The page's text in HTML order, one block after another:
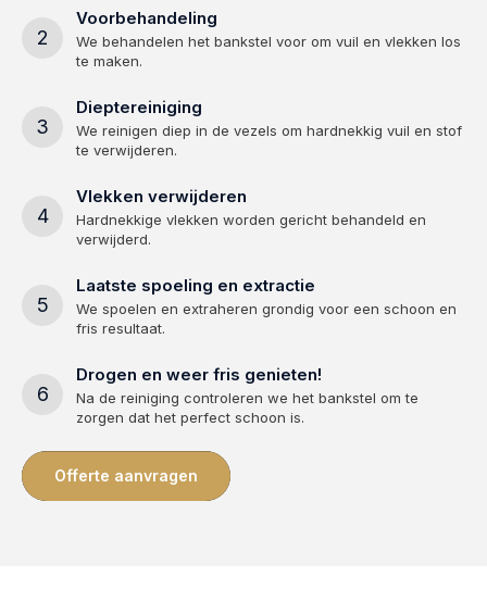
2
Voorbehandeling
We behandelen het bankstel voor om vuil en vlekken los
te maken.
3
Dieptereiniging
We reinigen diep in de vezels om hardnekkig vuil en stof
te verwijderen.
4
Vlekken verwijderen
Hardnekkige vlekken worden gericht behandeld en
verwijderd.
5
Laatste spoeling en extractie
We spoelen en extraheren grondig voor een schoon en
fris resultaat.
6
Drogen en weer fris genieten!
Na de reiniging controleren we het bankstel om te
zorgen dat het perfect schoon is.
Offerte aanvragen